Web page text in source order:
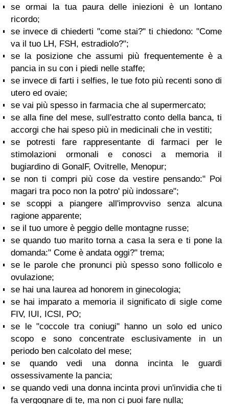
se ormai la tua paura delle iniezioni è un lontano
ricordo;
se invece di chiederti "come stai?" ti chiedono: "Come
va il tuo LH, FSH, estradiolo?";
se la posizione che assumi più frequentemente è a
pancia in su con i piedi nelle staffe;
se invece di farti i selfies, le tue foto più recenti sono di
utero ed ovaie;
se vai più spesso in farmacia che al supermercato;
se alla fine del mese, sull'estratto conto della banca, ti
accorgi che hai speso più in medicinali che in vestiti;
se potresti fare rappresentante di farmaci per le
stimolazioni ormonali e conosci a memoria il
bugiardino di GonalF, Ovitrelle, Menopur;
se non ti compri più cose da vestire pensando:" Poi
magari tra poco non la potro' più indossare";
se scoppi a piangere all'improvviso senza alcuna
ragione apparente;
se il tuo umore è peggio delle montagne russe;
se quando tuo marito torna a casa la sera e ti pone la
domanda:" Come è andata oggi?" trema;
se le parole che pronunci più spesso sono follicolo e
ovulazione;
se hai una laurea ad honorem in ginecologia;
se hai imparato a memoria il significato di sigle come
FIV, IUI, ICSI, PO;
se le "coccole tra coniugi" hanno un solo ed unico
scopo e sono concentrate esclusivamente in un
periodo ben calcolato del mese;
se quando vedi una donna incinta le guardi
ossessivamente la pancia;
se quando vedi una donna incinta provi un'invidia che ti
fa vergognare di te, ma non ci puoi fare nulla;